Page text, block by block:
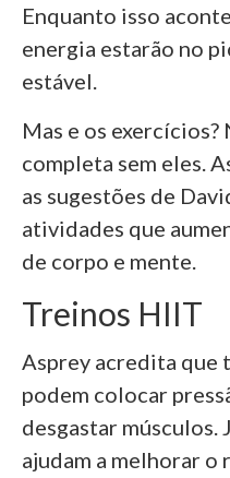
Enquanto isso
energia estarão no
estável.
Mas e os
completa sem eles.
as sugestões de
atividades que
de corpo e mente.
Treinos HIIT
Asprey acredita que
podem colocar
desgastar músculos.
ajudam a melhorar o